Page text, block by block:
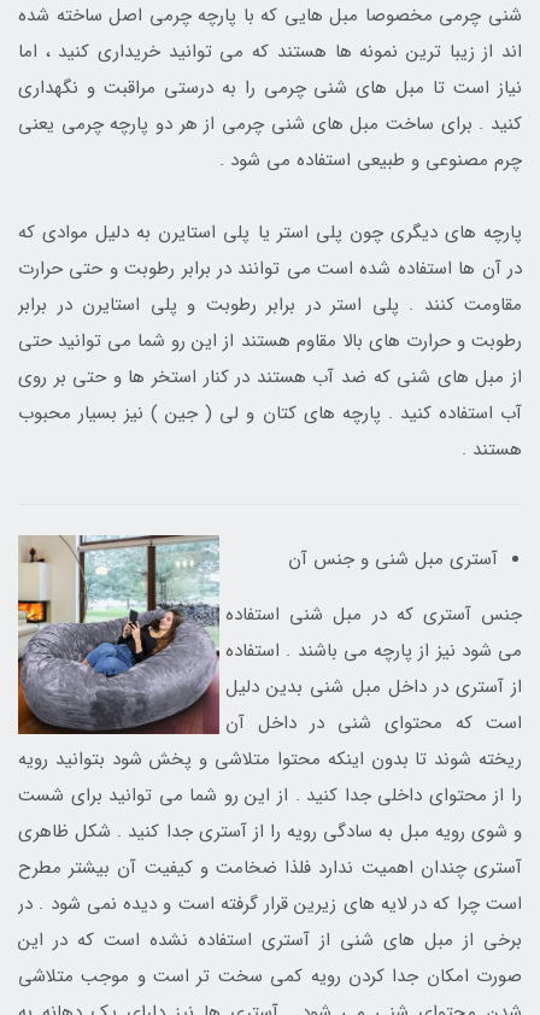
شنی چرمی مخصوصا مبل هایی که با پارچه چرمی اصل ساخته شده
اند از زیبا ترین نمونه ها هستند که می توانید خریداری کنید ، اما
نیاز است تا مبل های شنی چرمی را به درستی مراقبت و نگهداری
کنید . برای ساخت مبل های شنی چرمی از هر دو پارچه چرمی یعنی
چرم مصنوعی و طبیعی استفاده می شود .
پارچه های دیگری چون پلی استر یا پلی استایرن به دلیل موادی که
در آن ها استفاده شده است می توانند در برابر رطوبت و حتی حرارت
مقاومت کنند . پلی استر در برابر رطوبت و پلی استایرن در برابر
رطوبت و حرارت های بالا مقاوم هستند از این رو شما می توانید حتی
از مبل های شنی که ضد آب هستند در کنار استخر ها و حتی بر روی
آب استفاده کنید . پارچه های کتان و لی ( جین ) نیز بسیار محبوب
هستند .
آستری مبل شنی و جنس آن
جنس آستری که در مبل شنی استفاده
می شود نیز از پارچه می باشند . استفاده
از آستری در داخل مبل شنی بدین دلیل
است که محتوای شنی در داخل آن
ریخته شوند تا بدون اینکه محتوا متلاشی و پخش شود بتوانید رویه
را از محتوای داخلی جدا کنید . از این رو شما می توانید برای شست
و شوی رویه مبل به سادگی رویه را از آستری جدا کنید . شکل ظاهری
آستری چندان اهمیت ندارد فلذا ضخامت و کیفیت آن بیشتر مطرح
است چرا که در لایه های زیرین قرار گرفته است و دیده نمی شود . در
برخی از مبل های شنی از آستری استفاده نشده است که در این
صورت امکان جدا کردن رویه کمی سخت تر است و موجب متلاشی